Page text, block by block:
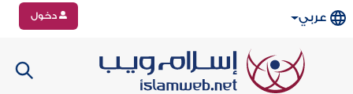
عربي دخول